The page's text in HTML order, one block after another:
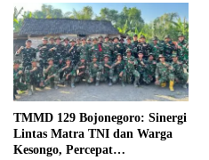
TMMD 129 Bojonegoro: Sinergi
Lintas Matra TNI dan Warga
Kesongo, Percepat